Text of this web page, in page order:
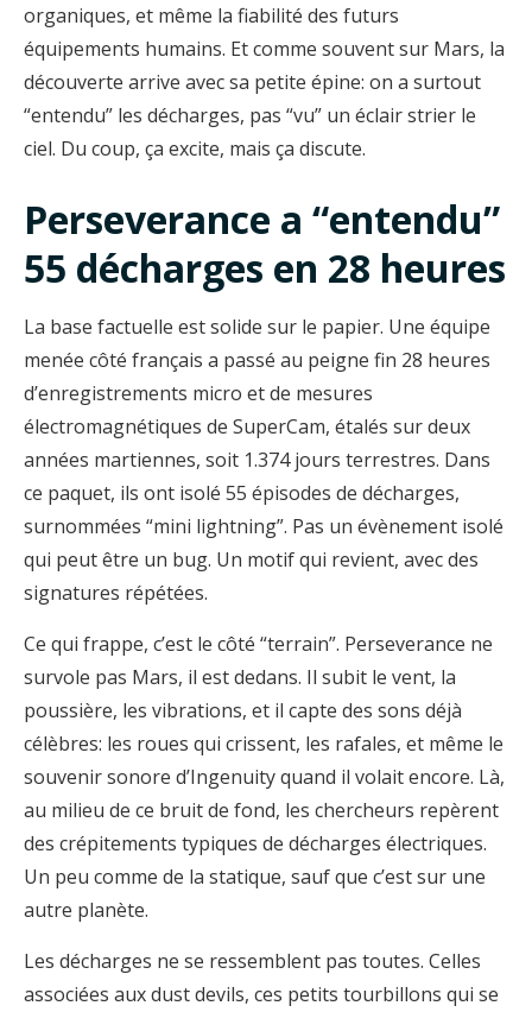
organiques, et même la fiabilité des futurs
équipements humains. Et comme souvent sur Mars, la
découverte arrive avec sa petite épine: on a surtout
“entendu” les décharges, pas “vu” un éclair strier le
ciel. Du coup, ça excite, mais ça discute.
Perseverance a “entendu”
55 décharges en 28 heures
La base factuelle est solide sur le papier. Une équipe
menée côté français a passé au peigne fin 28 heures
d’enregistrements micro et de mesures
électromagnétiques de SuperCam, étalés sur deux
années martiennes, soit 1.374 jours terrestres. Dans
ce paquet, ils ont isolé 55 épisodes de décharges,
surnommées “mini lightning”. Pas un évènement isolé
qui peut être un bug. Un motif qui revient, avec des
signatures répétées.
Ce qui frappe, c’est le côté “terrain”. Perseverance ne
survole pas Mars, il est dedans. Il subit le vent, la
poussière, les vibrations, et il capte des sons déjà
célèbres: les roues qui crissent, les rafales, et même le
souvenir sonore d’Ingenuity quand il volait encore. Là,
au milieu de ce bruit de fond, les chercheurs repèrent
des crépitements typiques de décharges électriques.
Un peu comme de la statique, sauf que c’est sur une
autre planète.
Les décharges ne se ressemblent pas toutes. Celles
associées aux dust devils, ces petits tourbillons qui se